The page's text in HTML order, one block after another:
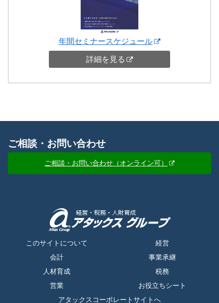
年間セミナースケジュール
詳細を見る
ご相談・お問い合わせ
ご相談・お問い合わせ（オンライン可）
このサイトについて
経営
会計
事業承継
人材育成
税務
営業
お役立ちシート
アタックスコーポレートサイトへ